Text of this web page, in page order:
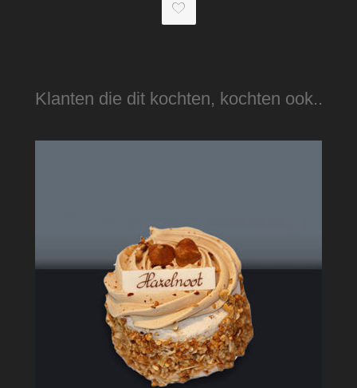
Klanten die dit kochten, kochten ook..